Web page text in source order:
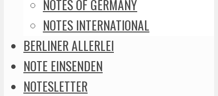
NOTES OF GERMANY
NOTES INTERNATIONAL
BERLINER ALLERLEI
NOTE EINSENDEN
NOTESLETTER